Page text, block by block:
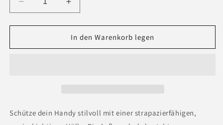
Verringere
die
Menge
Hardcase
Erhöhe
die
Menge
für
Hardcase
In den Warenkorb legen
Schütze dein Handy stilvoll mit einer strapazierfähigen,